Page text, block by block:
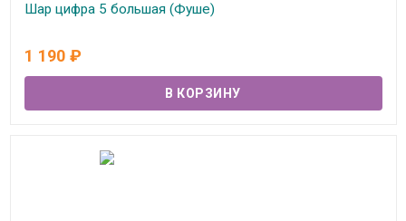
Шар цифра 5 большая (Фуше)
1 190 ₽